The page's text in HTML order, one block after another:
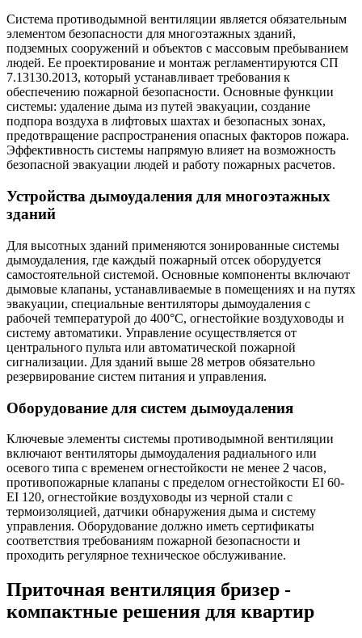
Система противодымной вентиляции является обязательным
элементом безопасности для многоэтажных зданий,
подземных сооружений и объектов с массовым пребыванием
людей. Ее проектирование и монтаж регламентируются СП
7.13130.2013, который устанавливает требования к
обеспечению пожарной безопасности. Основные функции
системы: удаление дыма из путей эвакуации, создание
подпора воздуха в лифтовых шахтах и безопасных зонах,
предотвращение распространения опасных факторов пожара.
Эффективность системы напрямую влияет на возможность
безопасной эвакуации людей и работу пожарных расчетов.
Устройства дымоудаления для многоэтажных
зданий
Для высотных зданий применяются зонированные системы
дымоудаления, где каждый пожарный отсек оборудуется
самостоятельной системой. Основные компоненты включают
дымовые клапаны, устанавливаемые в помещениях и на путях
эвакуации, специальные вентиляторы дымоудаления с
рабочей температурой до 400°C, огнестойкие воздуховоды и
систему автоматики. Управление осуществляется от
центрального пульта или автоматической пожарной
сигнализации. Для зданий выше 28 метров обязательно
резервирование систем питания и управления.
Оборудование для систем дымоудаления
Ключевые элементы системы противодымной вентиляции
включают вентиляторы дымоудаления радиального или
осевого типа с временем огнестойкости не менее 2 часов,
противопожарные клапаны с пределом огнестойкости EI 60-
EI 120, огнестойкие воздуховоды из черной стали с
термоизоляцией, датчики обнаружения дыма и систему
управления. Оборудование должно иметь сертификаты
соответствия требованиям пожарной безопасности и
проходить регулярное техническое обслуживание.
Приточная вентиляция бризер -
компактные решения для квартир